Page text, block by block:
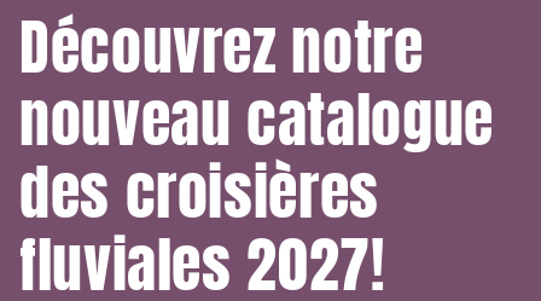
Découvrez notre
nouveau catalogue
des croisières
fluviales 2027!